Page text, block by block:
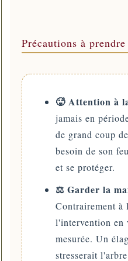
Précautions à
🥵 Attention à
jamais en
de grand coup
besoin de son
et se protéger.
⚖️ Garder la
Contrairement
l'intervention en
mesurée. Un
stresserait